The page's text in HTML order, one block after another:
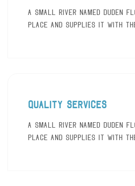
A small river named Duden
place and supplies it with
Quality Services
A small river named Duden
place and supplies it with